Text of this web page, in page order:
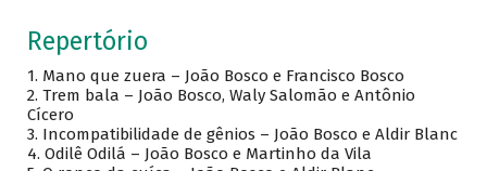
Repertório
1. Mano que zuera – João Bosco e Francisco Bosco
2. Trem bala – João Bosco, Waly Salomão e Antônio
Cícero
3. Incompatibilidade de gênios – João Bosco e Aldir Blanc
4. Odilê Odilá – João Bosco e Martinho da Vila